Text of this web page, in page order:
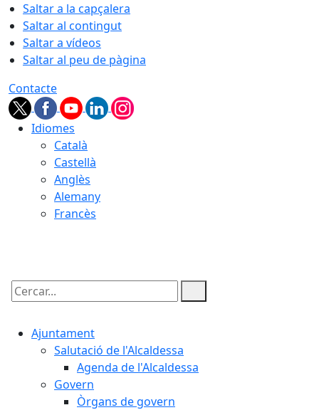
Saltar a la capçalera
Saltar al contingut
Saltar a vídeos
Saltar al peu de pàgina
Contacte
Idiomes
Català
Castellà
Anglès
Alemany
Francès
Cercar:
Ajuntament
Salutació de l'Alcaldessa
Agenda de l'Alcaldessa
Govern
Òrgans de govern